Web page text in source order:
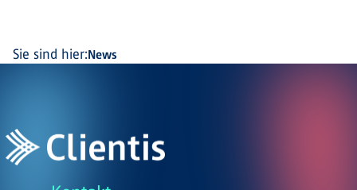
Sie sind hier:News